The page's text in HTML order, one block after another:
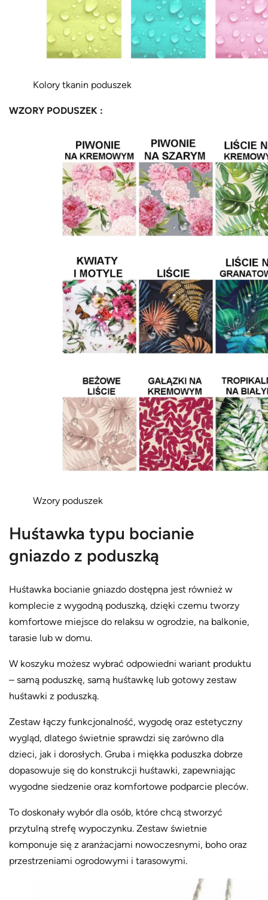
Kolory tkanin poduszek
WZORY PODUSZEK :
Wzory poduszek
Huśtawka typu bocianie
gniazdo z poduszką
Huśtawka bocianie gniazdo dostępna jest również w
komplecie z wygodną poduszką, dzięki czemu tworzy
komfortowe miejsce do relaksu w ogrodzie, na balkonie,
tarasie lub w domu.
W koszyku możesz wybrać odpowiedni wariant produktu
– samą poduszkę, samą huśtawkę lub gotowy zestaw
huśtawki z poduszką.
Zestaw łączy funkcjonalność, wygodę oraz estetyczny
wygląd, dlatego świetnie sprawdzi się zarówno dla
dzieci, jak i dorosłych. Gruba i miękka poduszka dobrze
dopasowuje się do konstrukcji huśtawki, zapewniając
wygodne siedzenie oraz komfortowe podparcie pleców.
To doskonały wybór dla osób, które chcą stworzyć
przytulną strefę wypoczynku. Zestaw świetnie
komponuje się z aranżacjami nowoczesnymi, boho oraz
przestrzeniami ogrodowymi i tarasowymi.